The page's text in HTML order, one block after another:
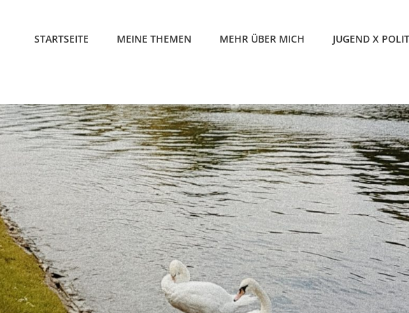
STARTSEITE MEINE THEMEN MEHR ÜBER MICH JUGEND X